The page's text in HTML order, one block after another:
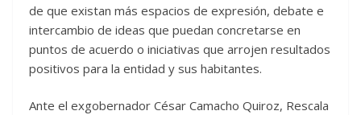
de que existan más espacios de expresión, debate e
intercambio de ideas que puedan concretarse en
puntos de acuerdo o iniciativas que arrojen resultados
positivos para la entidad y sus habitantes.
Ante el exgobernador César Camacho Quiroz, Rescala